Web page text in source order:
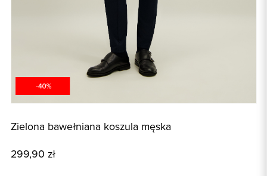
Zielona bawełniana koszula męska
299,90 zł